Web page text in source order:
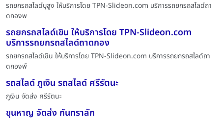
รถยกรถสไลด์บุสูง ให้บริการโดย TPN-Slideon.com บริการรถยกรถสไลด์ถา
ดกองพ
รถยกรถสไลด์เขิน ให้บริการโดย TPN-Slideon.com
บริการรถยกรถสไลด์ถาดกอง
รถยกรถสไลด์เขิน ให้บริการโดย TPN-Slideon.com บริการรถยกรถสไลด์ถา
ดกองพื
รถสไลด์ ภูเงิน รถสไลด์ ศรีรัตนะ
ภูเงิน จัดส่ง ศรีรัตนะ
ขุนหาญ จัดส่ง กันทราลัก